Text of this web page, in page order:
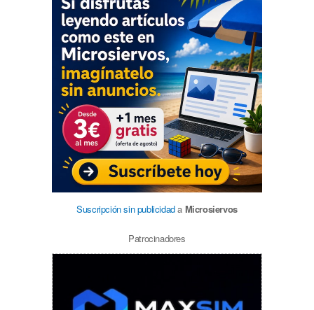
Suscripción sin publicidada Microsiervos
Patrocinadores